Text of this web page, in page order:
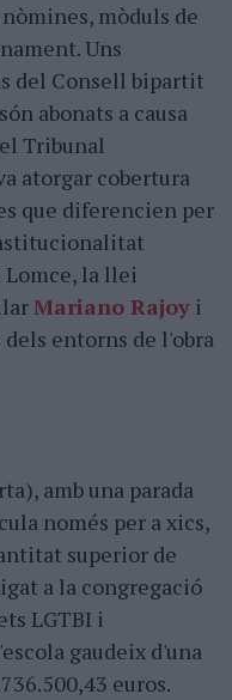
mòduls de
Uns
del Consell bipartit
abonats a causa
Tribunal
atorgar cobertura
que diferencien per
Lomce, la llei
Mariano Rajoy i
dels entorns de l'obra
amb una parada
només per a xics,
superior de
a la congregació
LGTBI i
gaudeix d'una
euros.